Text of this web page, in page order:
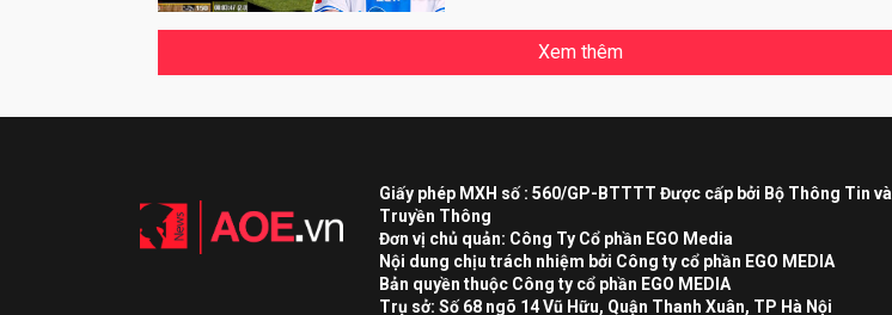
Xem thêm
Giấy phép MXH số : 560/GP-BTTTT Được cấp bởi Bộ Thông Tin và
Truyền Thông
Đơn vị chủ quản: Công Ty Cổ phần EGO Media
Nội dung chịu trách nhiệm bởi Công ty cổ phần EGO MEDIA
Bản quyền thuộc Công ty cổ phần EGO MEDIA
Trụ sở: Số 68 ngõ 14 Vũ Hữu, Quận Thanh Xuân, TP Hà Nội